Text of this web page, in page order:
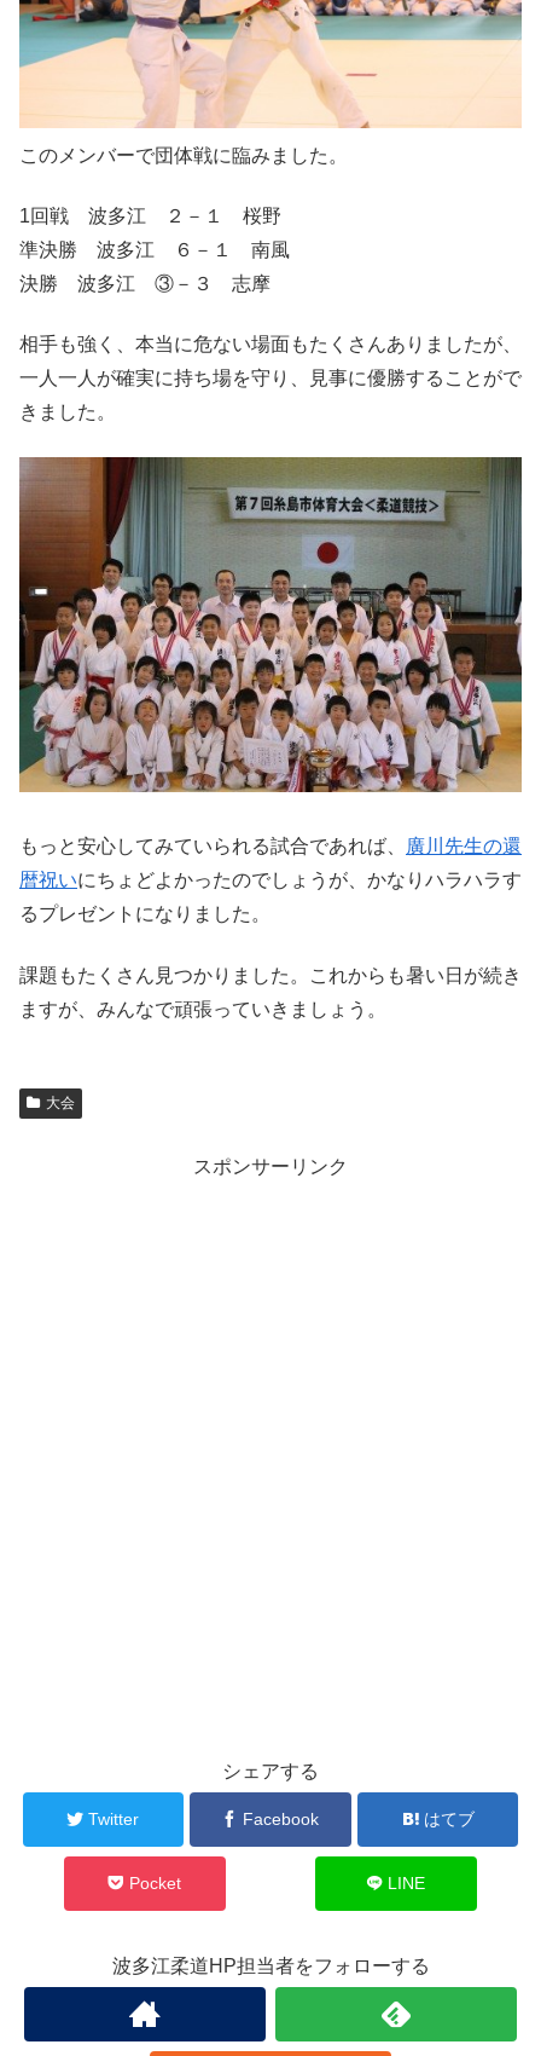
このメンバーで団体戦に臨みました。
1回戦 波多江 ２－１ 桜野
準決勝 波多江 ６－１ 南風
決勝 波多江 ③－３ 志摩
相手も強く、本当に危ない場面もたくさんありましたが、
一人一人が確実に持ち場を守り、見事に優勝することがで
きました。
もっと安心してみていられる試合であれば、
廣川先生の還
暦祝いにちょどよかったのでしょうが、かなりハラハラす
るプレゼントになりました。
課題もたくさん見つかりました。これからも暑い日が続き
ますが、みんなで頑張っていきましょう。
大会
スポンサーリンク
シェアする
Twitter Facebook はてブ
Pocket LINE
波多江柔道HP担当者をフォローする